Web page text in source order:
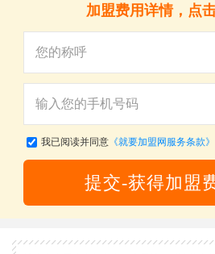
加盟费用详情，点
我已阅读并同意《就要加盟网服务条款》
提交-获得加盟